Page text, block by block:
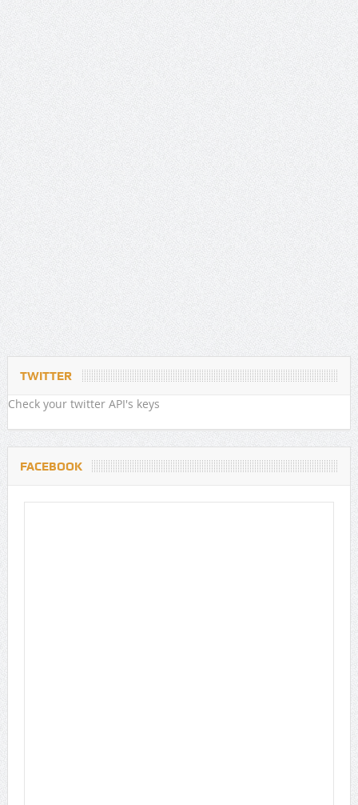
TWITTER
Check your twitter API's keys
FACEBOOK